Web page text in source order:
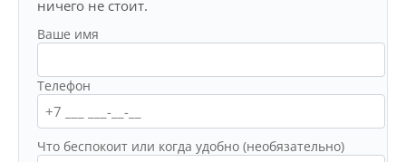
ничего не стоит.
Ваше имя
Телефон
Что беспокоит или когда удобно (необязательно)